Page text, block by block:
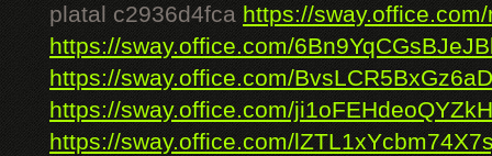
platal c2936d4fca https://
https://sway.office.com/
https://sway.office.com/
https://sway.office.com/
https://sway.office.com/